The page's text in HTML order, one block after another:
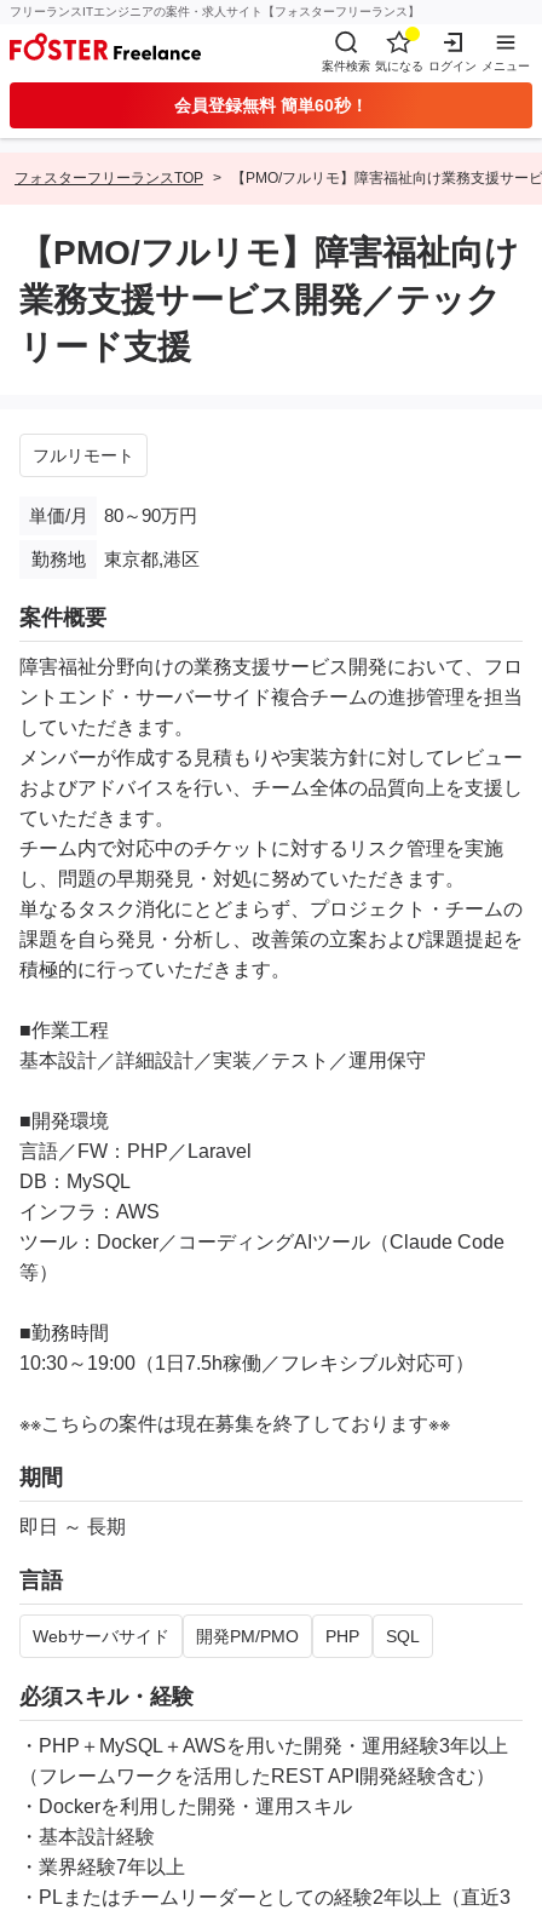
フリーランスITエンジニアの案件・求人サイト【フォスターフリーランス】
案件検索 気になる ログイン メニュー
会員登録無料 簡単60秒！
フォスターフリーランスTOP 【PMO/フルリモ】障害福祉向け業務支援サー
【PMO/フルリモ】障害福祉向け
業務支援サービス開発／テック
リード支援
フルリモート
単価/月 80～90万円
勤務地 東京都,港区
案件概要
障害福祉分野向けの業務支援サービス開発において、フロ
ントエンド・サーバーサイド複合チームの進捗管理を担当
していただきます。
メンバーが作成する見積もりや実装方針に対してレビュー
およびアドバイスを行い、チーム全体の品質向上を支援し
ていただきます。
チーム内で対応中のチケットに対するリスク管理を実施
し、問題の早期発見・対処に努めていただきます。
単なるタスク消化にとどまらず、プロジェクト・チームの
課題を自ら発見・分析し、改善策の立案および課題提起を
積極的に行っていただきます。
■作業工程
基本設計／詳細設計／実装／テスト／運用保守
■開発環境
言語／FW：PHP／Laravel
DB：MySQL
インフラ：AWS
ツール：Docker／コーディングAIツール（Claude Code
等）
■勤務時間
10:30～19:00（1日7.5h稼働／フレキシブル対応可）
※※こちらの案件は現在募集を終了しております※※​
期間
即日 ～ 長期
言語
Webサーバサイド 開発PM/PMO PHP SQL
必須スキル・経験
・PHP＋MySQL＋AWSを用いた開発・運用経験3年以上
（フレームワークを活用したREST API開発経験含む）
・Dockerを利用した開発・運用スキル
・基本設計経験
・業界経験7年以上
・PLまたはチームリーダーとしての経験2年以上（直近3